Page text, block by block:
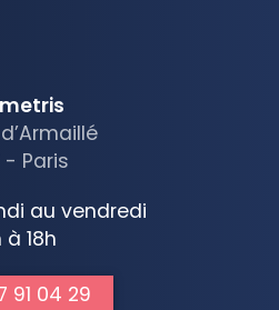
- Paris
au vendredi
18h
91 04 29